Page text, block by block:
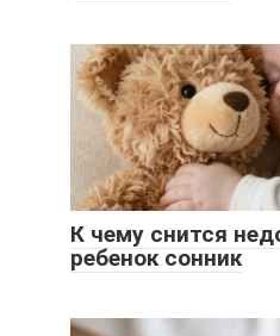
К чему снится
ребенок сонник